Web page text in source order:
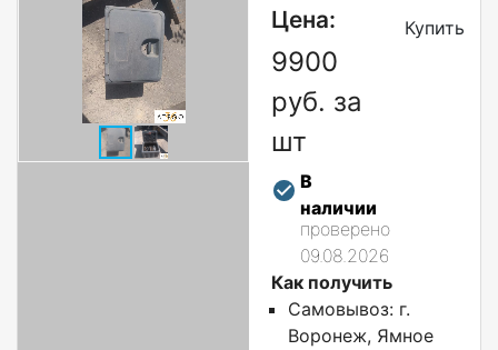
Цена:
9900
руб. за
шт
В
наличии
проверено
09.08.2026
Купить
Как получить
Самовывоз: г.
Воронеж, Ямное